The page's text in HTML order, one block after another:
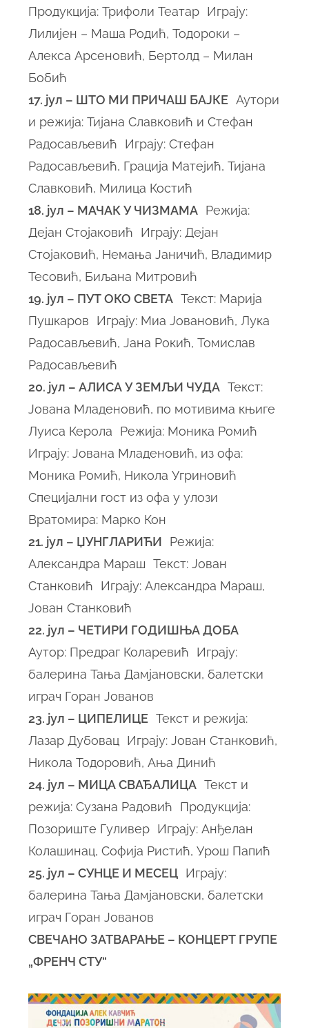
Продукција: Трифоли Театар Играју:
Лилијен – Маша Родић, Тодороки –
Алекса Арсеновић, Бертолд – Милан
Бобић
17. јул – ШТО МИ ПРИЧАШ БАЈКЕ Аутори
и режија: Тијана Славковић и Стефан
Радосављевић Играју: Стефан
Радосављевић, Грација Матејић, Тијана
Славковић, Милица Костић
18. јул – МАЧАК У ЧИЗМАМА Режија:
Дејан Стојаковић Играју: Дејан
Стојаковић, Немања Јаничић, Владимир
Тесовић, Биљана Митровић
19. јул – ПУТ ОКО СВЕТАТекст: Марија
Пушкаров Играју: Миа Јовановић, Лука
Радосављевић, Јана Рокић, Томислав
Радосављевић
20. јул – АЛИСА У ЗЕМЉИ ЧУДА Текст:
Јована Младеновић, по мотивима књиге
Луиса Керола Режија: Моника Ромић
Играју: Јована Младеновић, из офа:
Моника Ромић, Никола Угриновић
Специјални гост из офа у улози
Вратомира: Марко Кон
21. јул – ЏУНГЛАРИЋИ Режија:
Александра Мараш Текст: Јован
Станковић Играју: Александра Мараш,
Јован Станковић
22. јул – ЧЕТИРИ ГОДИШЊА ДОБА
Аутор: Предраг Коларевић Играју:
балерина Тања Дамјановски, балетски
играч Горан Јованов
23. јул – ЦИПЕЛИЦЕТекст и режија:
Лазар Дубовац Играју: Јован Станковић,
Никола Тодоровић, Ања Динић
24. јул – МИЦА СВАЂАЛИЦА Текст и
режија: Сузана Радовић Продукција:
Позориште Гуливер Играју: Анђелан
Колашинац, Софија Ристић, Урош Папић
25. јул – СУНЦЕ И МЕСЕЦ Играју:
балерина Тања Дамјановски, балетски
играч Горан Јованов
СВЕЧАНО ЗАТВАРАЊЕ – КОНЦЕРТ ГРУПЕ
„ФРЕНЧ СТУ“